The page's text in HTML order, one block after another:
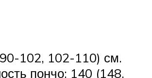
102, 102-110) см.
пончо: 140 (148,